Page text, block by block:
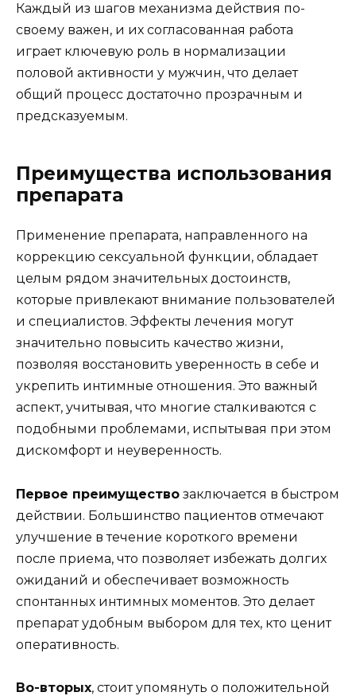
Каждый из шагов механизма действия по-
своему важен, и их согласованная работа
играет ключевую роль в нормализации
половой активности у мужчин, что делает
общий процесс достаточно прозрачным и
предсказуемым.
Преимущества использования
препарата
Применение препарата, направленного на
коррекцию сексуальной функции, обладает
целым рядом значительных достоинств,
которые привлекают внимание пользователей
и специалистов. Эффекты лечения могут
значительно повысить качество жизни,
позволяя восстановить уверенность в себе и
укрепить интимные отношения. Это важный
аспект, учитывая, что многие сталкиваются с
подобными проблемами, испытывая при этом
дискомфорт и неуверенность.
Первое преимущество заключается в быстром
действии. Большинство пациентов отмечают
улучшение в течение короткого времени
после приема, что позволяет избежать долгих
ожиданий и обеспечивает возможность
спонтанных интимных моментов. Это делает
препарат удобным выбором для тех, кто ценит
оперативность.
Во-вторых, стоит упомянуть о положительной